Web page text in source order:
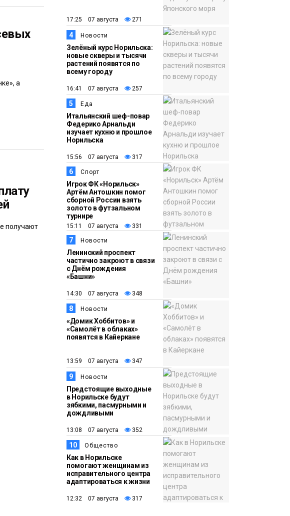
а
получают
Общество
Как в Норильске
помогают женщинам
из исправительного
центра
адаптироваться к
жизни
17:25 07 августа 271
4 Новости
Зелёный курс Норильска:
новые скверы и тысячи
растений появятся по
всему городу
16:41 07 августа 257
5 Еда
Итальянский шеф-повар
Федерико Арнальди
изучает кухню и прошлое
Норильска
15:56 07 августа 317
6 Спорт
Игрок ФК «Норильск»
Артём Антошкин помог
сборной России взять
золото в футзальном
турнире
15:11 07 августа 331
7 Новости
Ленинский проспект
частично закроют в связи
с Днём рождения
«Башни»
14:30 07 августа 348
8 Новости
«Домик Хоббитов» и
«Самолёт в облаках»
появятся в Кайеркане
13:59 07 августа 347
9 Новости
Предстоящие выходные
в Норильске будут
зябкими, пасмурными и
дождливыми
13:08 07 августа 352
10 Общество
Как в Норильске
помогают женщинам из
исправительного центра
адаптироваться к жизни
12:32 07 августа 317